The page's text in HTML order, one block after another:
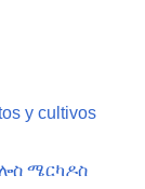
y cultivos
ሎስ ሜርካዶስ